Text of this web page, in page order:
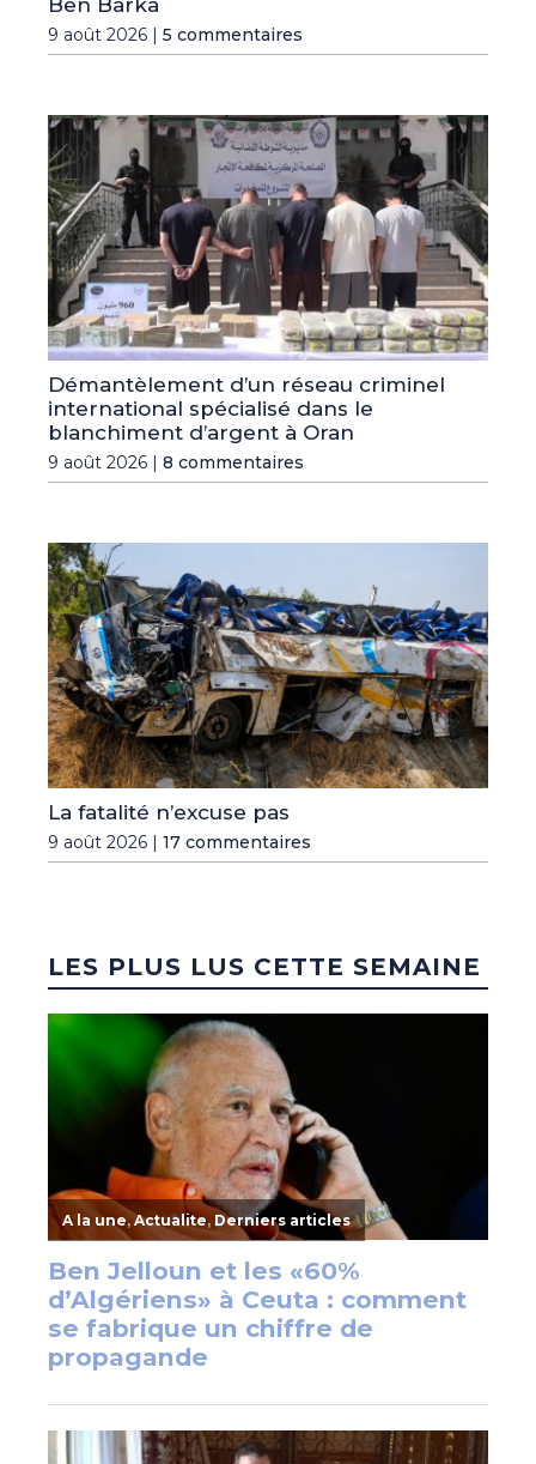
Ben Barka
9 août 2026 | 5 commentaires
Démantèlement d’un réseau criminel
international spécialisé dans le
blanchiment d’argent à Oran
9 août 2026 | 8 commentaires
La fatalité n’excuse pas
9 août 2026 | 17 commentaires
LES PLUS LUS CETTE SEMAINE